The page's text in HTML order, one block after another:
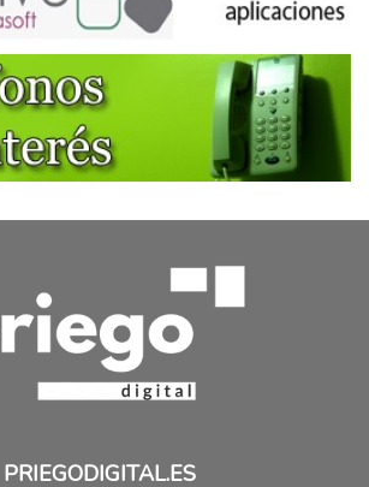
PRIEGODIGITAL.ES